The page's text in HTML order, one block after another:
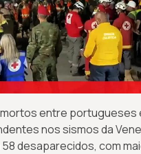
entre portugueses
nos sismos da
desaparecidos, com